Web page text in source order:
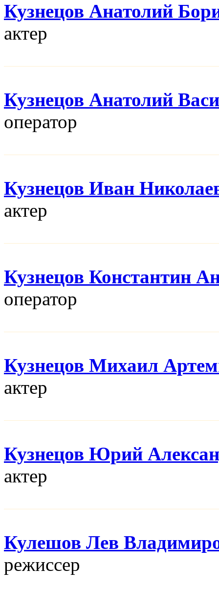
Кузнецов Анатолий
актер
Кузнецов Анатолий
оператор
Кузнецов Иван
актер
Кузнецов Константин
оператор
Кузнецов Михаил
актер
Кузнецов Юрий
актер
Кулешов Лев
режисcер